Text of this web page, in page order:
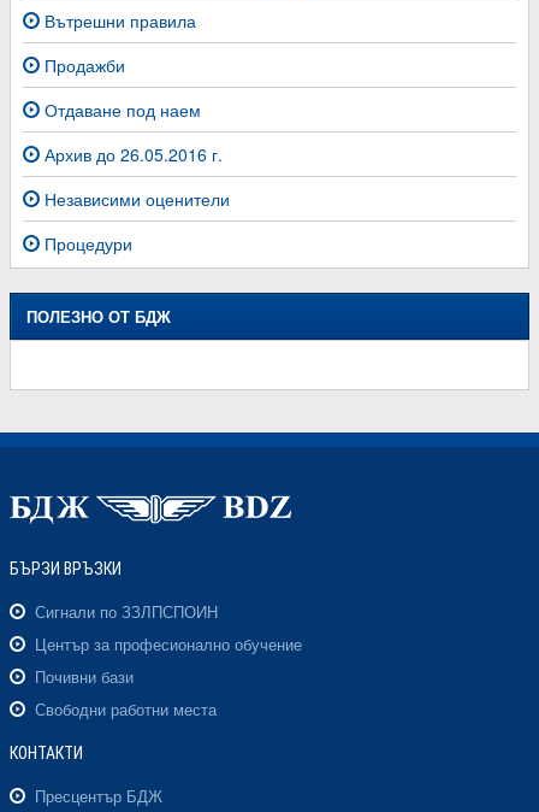
Вътрешни правила
Продажби
Отдаване под наем
Архив до 26.05.2016 г.
Независими оценители
Процедури
ПОЛЕЗНО ОТ БДЖ
БЪРЗИ ВРЪЗКИ
Сигнали по ЗЗЛПСПОИН
Център за професионално обучение
Почивни бази
Свободни работни места
КОНТАКТИ
Пресцентър БДЖ